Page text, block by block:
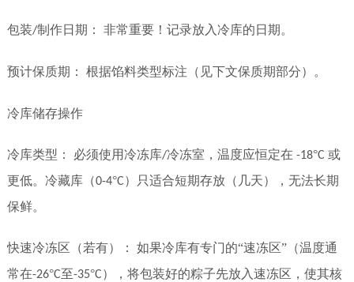
包装/制作日期： 非常重要！记录放入冷库的日期。
预计保质期： 根据馅料类型标注（见下文保质期部分）。
冷库储存操作
冷库类型： 必须使用冷冻库/冷冻室，温度应恒定在 -18°C 或
更低。冷藏库（0-4°C）只适合短期存放（几天），无法长期
保鲜。
快速冷冻区（若有）：
如果冷库有专门的“速冻区”（温度通
常在-26°C至-35°C），将包装好的粽子先放入速冻区，使其核